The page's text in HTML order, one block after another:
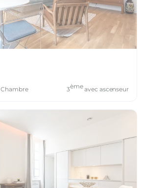
Chambre 3èmeavec ascenseur